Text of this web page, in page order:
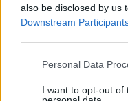
also be disclosed by us
Downstream
Please note that this
not limited to your visit
Personal Data
I want to opt-out of